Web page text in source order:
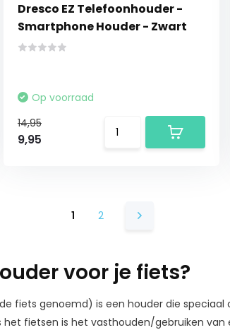
Dresco EZ Telefoonhouder -
Smartphone Houder - Zwart
Op voorraad
14,95
9,95
1 2
voor je fiets?
fiets genoemd) is een houder die
fietsen is het vasthouden/gebruiken